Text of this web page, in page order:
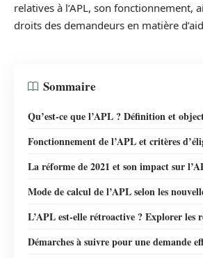
relatives à l’APL, son fonctionnement,
droits des demandeurs en matière
Sommaire
Qu’est-ce que l’APL ? Définition et
Fonctionnement de l’APL et critères
La réforme de 2021 et son impact sur
Mode de calcul de l’APL selon les
L’APL est-elle rétroactive ? Explorer les
Démarches à suivre pour une demande